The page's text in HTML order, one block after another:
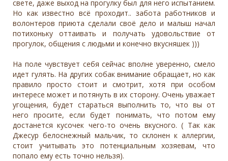
свете, даже выход на прогулку был для него испытанием.
Но как известно всё проходит.. забота работников и
волонтеров приюта сделали своё дело и малыш начал
потихоньку оттаивать и получать удовольствие от
прогулок, общения с людьми и конечно вкусняшек )))
На поле чувствует себя сейчас вполне уверенно, смело
идет гулять. На других собак внимание обращает, но как
правило просто стоит и смотрит, хотя при особом
интересе может и потянуть в их сторону. Очень уважает
угощения, будет стараться выполнить то, что вы от
него просите, если будет понимать, что потом ему
достанется кусочек чего-то очень вкусного. ( Так как
Джесур белоснежный мальчик, то склонен к аллергии,
стоит учитывать это потенциальным хозяевам, что
попало ему есть точно нельзя).